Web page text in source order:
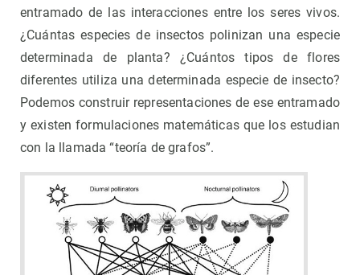
entramado de las interacciones entre los seres vivos.
¿Cuántas especies de insectos polinizan una especie
determinada de planta? ¿Cuántos tipos de flores
diferentes utiliza una determinada especie de insecto?
Podemos construir representaciones de ese entramado
y existen formulaciones matemáticas que los estudian
con la llamada “teoría de grafos”.